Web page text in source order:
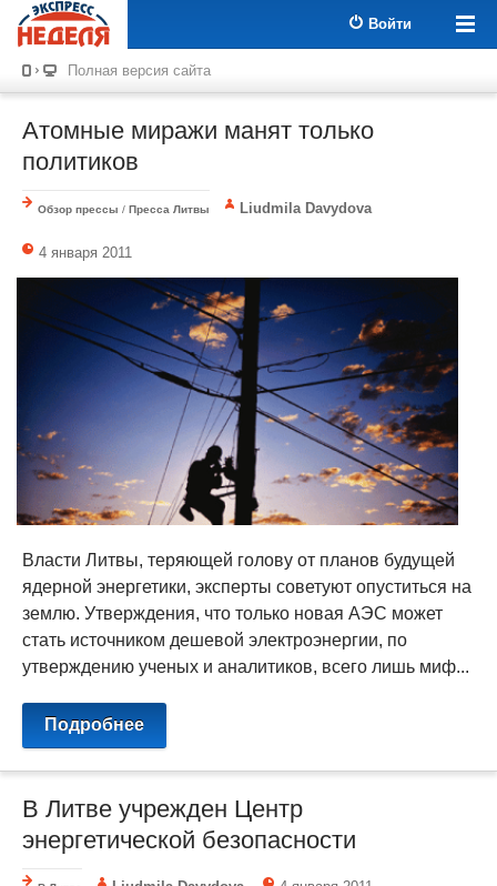
Войти
Полная версия сайта
Атомные миражи манят только
политиков
Обзор прессы / Пресса Литвы Liudmila Davydova
4 января 2011
Власти Литвы, теряющей голову от планов будущей
ядерной энергетики, эксперты советуют опуститься на
землю. Утверждения, что только новая АЭС может
стать источником дешевой электроэнергии, по
утверждению ученых и аналитиков, всего лишь миф...
Подробнее
В Литве учрежден Центр
энергетической безопасности